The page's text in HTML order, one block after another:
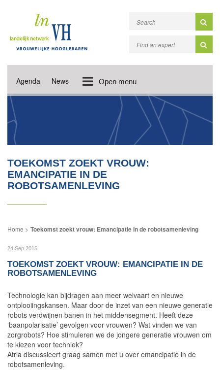
Agenda News Open menu
TOEKOMST ZOEKT VROUW:
EMANCIPATIE IN DE
ROBOTSAMENLEVING
Toekomst zoekt vrouw: Emancipatie in de robotsamenleving
24 Sep 2015
TOEKOMST ZOEKT VROUW: EMANCIPATIE IN DE
ROBOTSAMENLEVING
Technologie kan bijdragen aan meer welvaart en nieuwe
ontplooiingskansen. Maar door de inzet van een nieuwe generatie
robots verdwijnen banen in het middensegment. Heeft deze
‘baanpolarisatie’ gevolgen voor vrouwen? Wat vinden we van
zorgrobots? Hoe stimuleren we de jongere generatie vrouwen om
te kiezen voor techniek?
Atria discussieert graag samen met u over emancipatie in de
robotsamenleving.